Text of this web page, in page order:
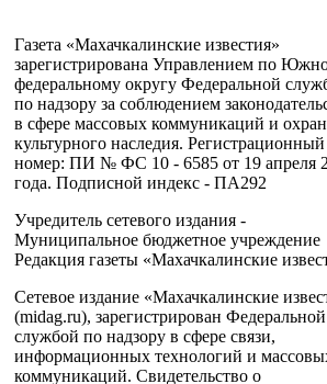
Газета «Махачкалинские известия»
зарегистрирована Управлением по
федеральному округу Федеральной
по надзору за соблюдением
в сфере массовых коммуникаций и
культурного наследия. Регистрационный
номер: ПИ № ФС 10 - 6585 от 19 апреля
года. Подписной индекс - ПА292
Учредитель сетевого издания -
Муниципальное бюджетное учреждение
Редакция газеты «Махачкалинские
Сетевое издание «Махачкалинские
(midag.ru), зарегистрирован Федеральной
службой по надзору в сфере связи,
информационных технологий и
коммуникаций. Свидетельство о